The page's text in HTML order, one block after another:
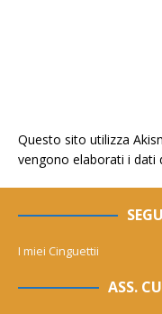
Questo sito utilizza
vengono elaborati i dati
I miei Cinguettii
ASS.